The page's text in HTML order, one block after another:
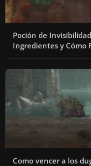
Poción de
Ingredientes y Cómo
Como vencer a los